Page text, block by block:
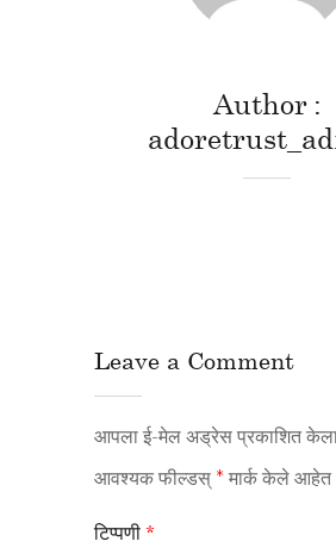
Author
Leave a Comment
आपला ई-मेल अड्रेस प्रकाशित केला
आवश्यक फील्डस् * मार्क केले आहेत
टिप्पणी *